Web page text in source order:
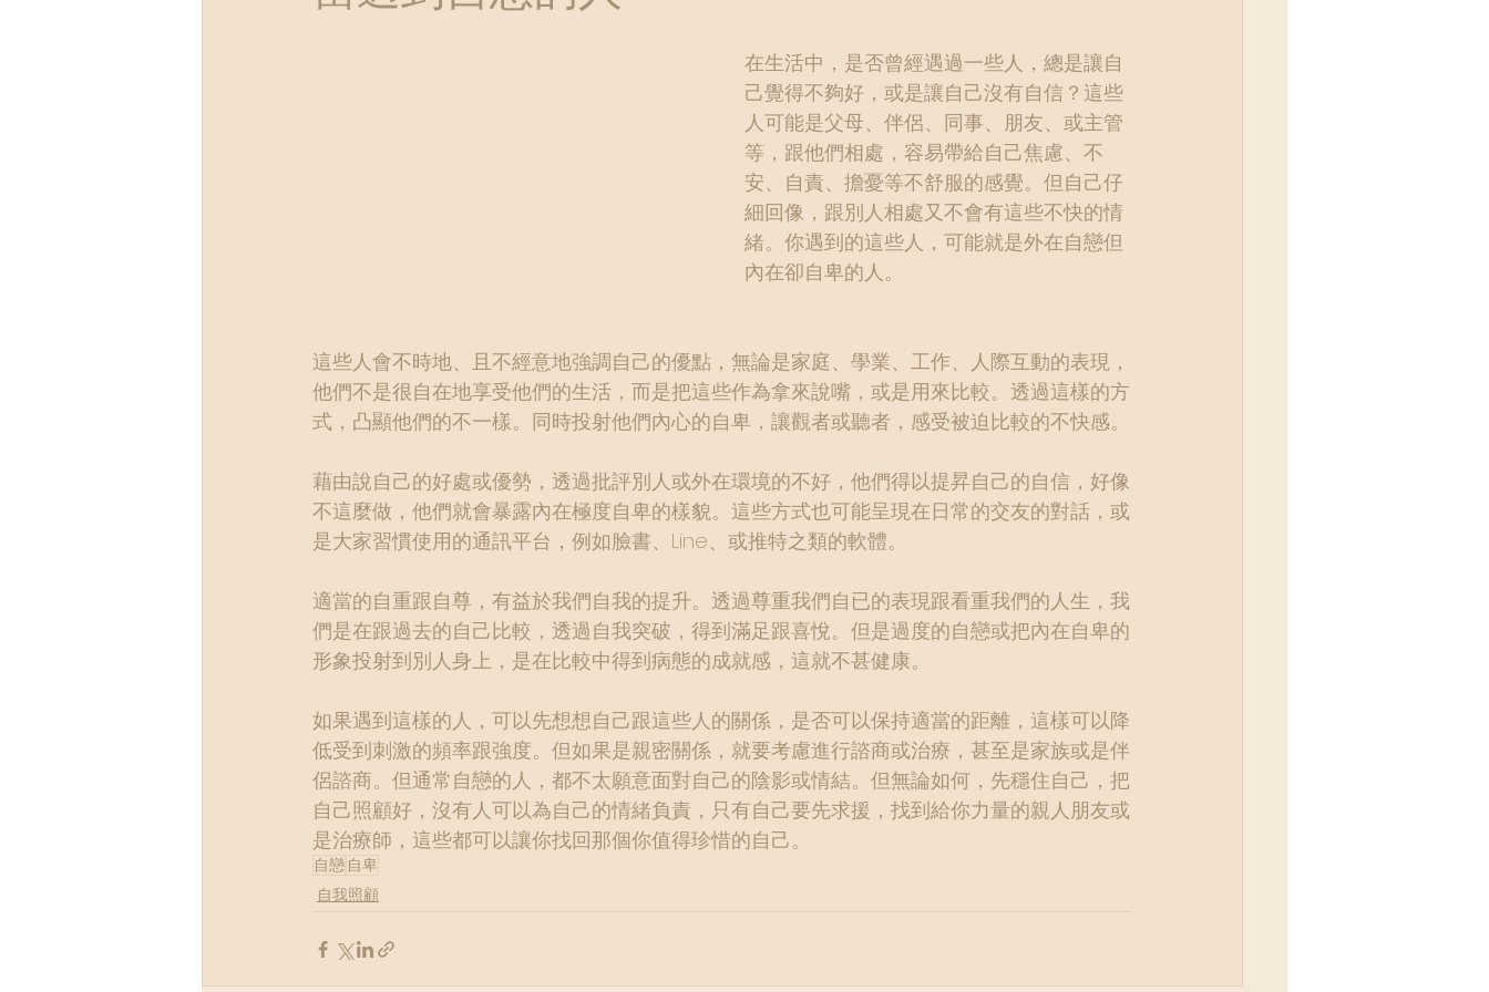
在生活中，是否曾經遇過一些人，總是讓自
己覺得不夠好，或是讓自己沒有自信？這些
人可能是父母、伴侶、同事、朋友、或主管
等，跟他們相處，容易帶給自己焦慮、不
安、自責、擔憂等不舒服的感覺。但自己仔
細回像，跟別人相處又不會有這些不快的情
緒。你遇到的這些人，可能就是外在自戀但
內在卻自卑的人。
這些人會不時地、且不經意地強調自己的優點，無論是家庭、學業、工作、人際互動的表現，
他們不是很自在地享受他們的生活，而是把這些作為拿來說嘴，或是用來比較。透過這樣的方
式，凸顯他們的不一樣。同時投射他們內心的自卑，讓觀者或聽者，感受被迫比較的不快感。
藉由說自己的好處或優勢，透過批評別人或外在環境的不好，他們得以提昇自己的自信，好像
不這麼做，他們就會暴露內在極度自卑的樣貌。這些方式也可能呈現在日常的交友的對話，或
是大家習慣使用的通訊平台，例如臉書、Line、或推特之類的軟體。
適當的自重跟自尊，有益於我們自我的提升。透過尊重我們自已的表現跟看重我們的人生，我
們是在跟過去的自己比較，透過自我突破，得到滿足跟喜悅。但是過度的自戀或把內在自卑的
形象投射到別人身上，是在比較中得到病態的成就感，這就不甚健康。
如果遇到這樣的人，可以先想想自己跟這些人的關係，是否可以保持適當的距離，這樣可以降
低受到刺激的頻率跟強度。但如果是親密關係，就要考慮進行諮商或治療，甚至是家族或是伴
侶諮商。但通常自戀的人，都不太願意面對自己的陰影或情結。但無論如何，先穩住自己，把
自己照顧好，沒有人可以為自己的情緒負責，只有自己要先求援，找到給你力量的親人朋友或
是治療師，這些都可以讓你找回那個你值得珍惜的自己。
自戀 自卑
自我照顧